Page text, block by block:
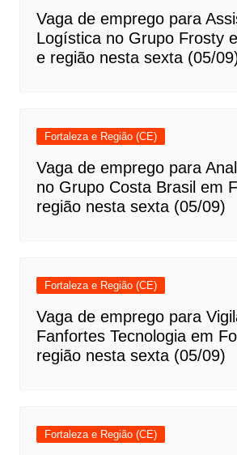
Vaga de emprego para
Logística no Grupo Frosty
e região nesta sexta (05/
Fortaleza e Região (CE)
Vaga de emprego para
no Grupo Costa Brasil em
região nesta sexta (05/09)
Fortaleza e Região (CE)
Vaga de emprego para
Fanfortes Tecnologia em
região nesta sexta (05/09)
Fortaleza e Região (CE)